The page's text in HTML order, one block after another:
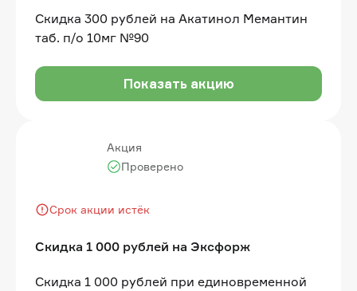
Скидка 300 рублей на Акатинол Мемантин
таб. п/о 10мг №90
Показать акцию
Акция
Скидка 1 000 рублей на Эксфорж
Срок акции истёк
Проверено
Скидка 1 000 рублей при единовременной